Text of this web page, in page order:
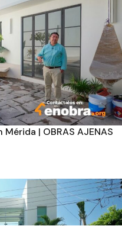
| OBRAS AJENAS